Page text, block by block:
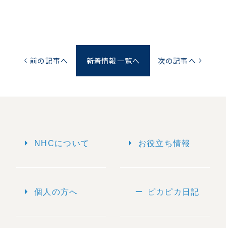
chevron_left 前の記事へ 新着情報一覧へ 次の記事へ chevron_right
arrow_right NHCについて
arrow_right 個人の方へ
arrow_right お役立ち情報
remove ピカピカ日記